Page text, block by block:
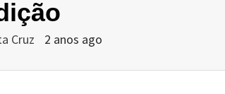
Cruz 2 anos ago